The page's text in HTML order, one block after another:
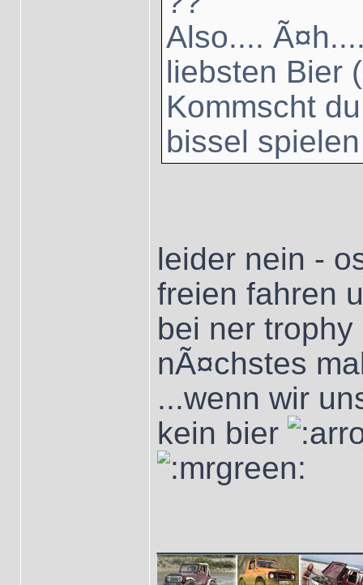
Also....
liebsten Bier
Kommscht
bissel
leider nein -
freien fahren
bei ner
nÃ¤chstes
...wenn wir
kein bier